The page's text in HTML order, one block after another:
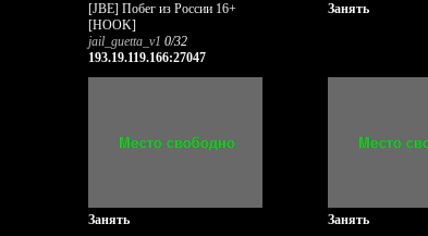
[JBE] Побег из России 16+
[HOOK]
jail_guetta_v1 0/32
193.19.119.166:27047
Занять
Занять Занять